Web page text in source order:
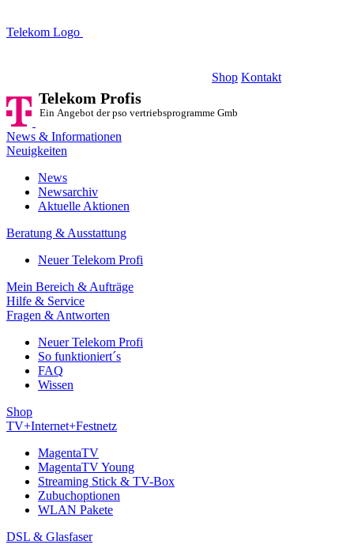
Telekom Logo
Shop Kontakt
Telekom Profis
Ein Angebot der pso vertriebsprogramme GmbH
News & Informationen
Neuigkeiten
News
Newsarchiv
Aktuelle Aktionen
Beratung & Ausstattung
Neuer Telekom Profi
Mein Bereich & Aufträge
Hilfe & Service
Fragen & Antworten
Neuer Telekom Profi
So funktioniert´s
FAQ
Wissen
Shop
TV+Internet+Festnetz
MagentaTV
MagentaTV Young
Streaming Stick & TV-Box
Zubuchoptionen
WLAN Pakete
DSL & Glasfaser